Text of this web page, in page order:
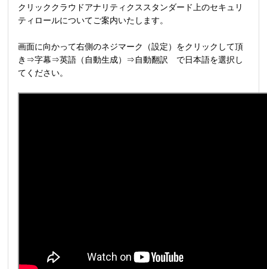
クリッククラウドアナリティクススタンダード上のセキュリ
ティロールについてご案内いたします。
画面に向かって右側のネジマーク（設定）をクリックして頂
き⇒字幕⇒英語（自動生成）⇒自動翻訳 で日本語を選択し
てください。